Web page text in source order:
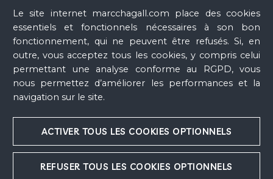
Le site internet marcchagall.com place des cookies
essentiels et fonctionnels nécessaires à son bon
fonctionnement, qui ne peuvent être refusés. Si, en
outre, vous acceptez tous les cookies, y compris celui
permettant une analyse conforme au RGPD, vous
nous permettez d’améliorer les performances et la
navigation sur le site.
ACTIVER TOUS LES COOKIES OPTIONNELS
REFUSER TOUS LES COOKIES OPTIONNELS